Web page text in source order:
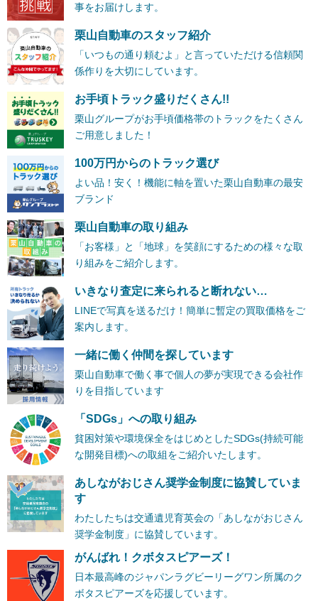
事をお届けします。
栗山自動車のスタッフ紹介
「いつもの通り頼むよ」と言っていただける信頼関
係作りを大切にしています。
お手頃トラック盛りだくさん!!
栗山グループがお手頃価格帯のトラックをたくさん
ご用意しました！
100万円からのトラック選び
よい品！安く！機能に軸を置いた栗山自動車の最安
ブランド
栗山自動車の取り組み
「お客様」と「地球」を笑顔にするための様々な取
り組みをご紹介します。
いきなり査定に来られると断れない…
LINEで写真を送るだけ！簡単に暫定の買取価格をご
案内します。
一緒に働く仲間を探しています
栗山自動車で働く事で個人の夢が実現できる会社作
りを目指しています
「SDGs」への取り組み
貧困対策や環境保全をはじめとしたSDGs(持続可能
な開発目標)への取組をご紹介いたします。
あしながおじさん奨学金制度に協賛していま
す
わたしたちは交通遺児育英会の「あしながおじさん
奨学金制度」に協賛しています。
がんばれ！クボタスピアーズ！
日本最高峰のジャパンラグビーリーグワン所属のク
ボタスピアーズを応援しています。